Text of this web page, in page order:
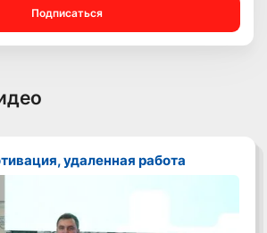
Подписаться
удаленная работа